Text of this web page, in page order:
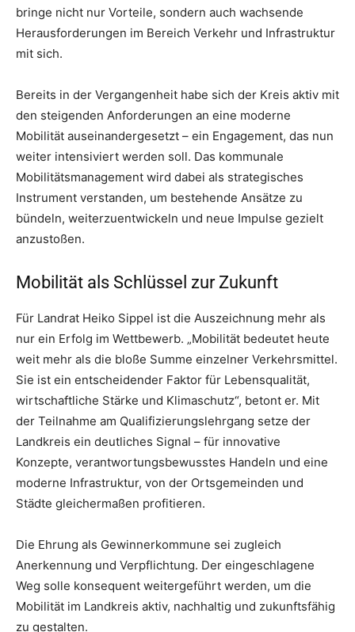
bringe nicht nur Vorteile, sondern auch wachsende
Herausforderungen im Bereich Verkehr und Infrastruktur
mit sich.
Bereits in der Vergangenheit habe sich der Kreis aktiv mit
den steigenden Anforderungen an eine moderne
Mobilität auseinandergesetzt – ein Engagement, das nun
weiter intensiviert werden soll. Das kommunale
Mobilitätsmanagement wird dabei als strategisches
Instrument verstanden, um bestehende Ansätze zu
bündeln, weiterzuentwickeln und neue Impulse gezielt
anzustoßen.
Mobilität als Schlüssel zur Zukunft
Für Landrat Heiko Sippel ist die Auszeichnung mehr als
nur ein Erfolg im Wettbewerb. „Mobilität bedeutet heute
weit mehr als die bloße Summe einzelner Verkehrsmittel.
Sie ist ein entscheidender Faktor für Lebensqualität,
wirtschaftliche Stärke und Klimaschutz“, betont er. Mit
der Teilnahme am Qualifizierungslehrgang setze der
Landkreis ein deutliches Signal – für innovative
Konzepte, verantwortungsbewusstes Handeln und eine
moderne Infrastruktur, von der Ortsgemeinden und
Städte gleichermaßen profitieren.
Die Ehrung als Gewinnerkommune sei zugleich
Anerkennung und Verpflichtung. Der eingeschlagene
Weg solle konsequent weitergeführt werden, um die
Mobilität im Landkreis aktiv, nachhaltig und zukunftsfähig
zu gestalten.